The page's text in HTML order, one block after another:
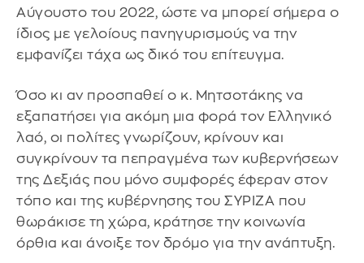
Αύγουστο του 2022, ώστε να μπορεί σήμερα ο
ίδιος με γελοίους πανηγυρισμούς να την
εμφανίζει τάχα ως δικό του επίτευγμα.
Όσο κι αν προσπαθεί ο κ. Μητσοτάκης να
εξαπατήσει για ακόμη μια φορά τον Ελληνικό
λαό, οι πολίτες γνωρίζουν, κρίνουν και
συγκρίνουν τα πεπραγμένα των κυβερνήσεων
της Δεξιάς που μόνο συμφορές έφεραν στον
τόπο και της κυβέρνησης του ΣΥΡΙΖΑ που
θωράκισε τη χώρα, κράτησε την κοινωνία
όρθια και άνοιξε τον δρόμο για την ανάπτυξη.